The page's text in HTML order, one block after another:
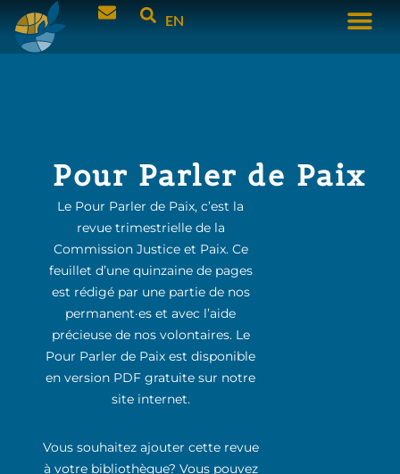
EN
Pour Parler de Paix
Le Pour Parler de Paix, c’est la
revue trimestrielle de la
Commission Justice et Paix. Ce
feuillet d’une quinzaine de pages
est rédigé par une partie de nos
permanent·es et avec l’aide
précieuse de nos volontaires. Le
Pour Parler de Paix est disponible
en version PDF gratuite sur notre
site internet.
Vous souhaitez ajouter cette revue
à votre bibliothèque? Vous pouvez